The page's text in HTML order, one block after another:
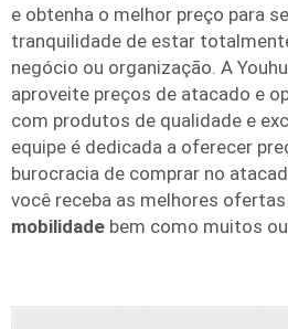
e obtenha o melhor preço para
tranquilidade de estar
negócio ou organização. A
aproveite preços de atacado e
com produtos de qualidade e
equipe é dedicada a oferecer
burocracia de comprar no
você receba as melhores
mobilidade bem como muitos